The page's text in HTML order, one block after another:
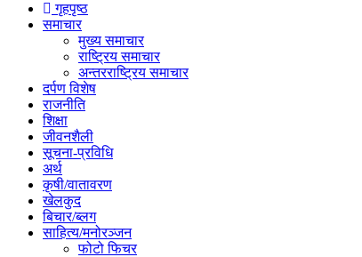
गृहपृष्ठ
समाचार
मुख्य समाचार
राष्ट्रिय समाचार
अन्तरराष्ट्रिय समाचार
दर्पण विशेष
राजनीति
शिक्षा
जीवनशैली
सूचना-प्रविधि
अर्थ
कृषी/वातावरण
खेलकुद
बिचार/ब्लग
साहित्य/मनोरञ्जन
फोटो फिचर